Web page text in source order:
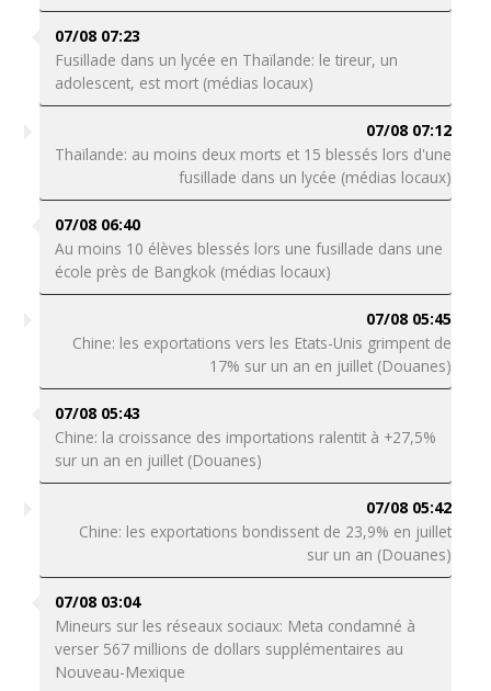
07/08 07:23
Fusillade dans un lycée en Thaïlande: le tireur, un
adolescent, est mort (médias locaux)
07/08 07:12
Thaïlande: au moins deux morts et 15 blessés lors d'une
fusillade dans un lycée (médias locaux)
07/08 06:40
Au moins 10 élèves blessés lors une fusillade dans une
école près de Bangkok (médias locaux)
07/08 05:45
Chine: les exportations vers les Etats-Unis grimpent de
17% sur un an en juillet (Douanes)
07/08 05:43
Chine: la croissance des importations ralentit à +27,5%
sur un an en juillet (Douanes)
07/08 05:42
Chine: les exportations bondissent de 23,9% en juillet
sur un an (Douanes)
07/08 03:04
Mineurs sur les réseaux sociaux: Meta condamné à
verser 567 millions de dollars supplémentaires au
Nouveau-Mexique